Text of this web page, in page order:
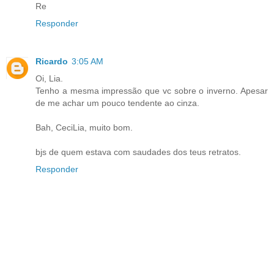
Re
Responder
Ricardo 3:05 AM
Oi, Lia.
Tenho a mesma impressão que vc sobre o inverno. Apesar
de me achar um pouco tendente ao cinza.
Bah, CeciLia, muito bom.
bjs de quem estava com saudades dos teus retratos.
Responder